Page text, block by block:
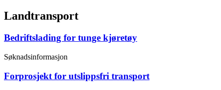
Landtransport
Bedriftslading for tunge kjøretøy
Søknadsinformasjon
Forprosjekt for utslippsfri transport